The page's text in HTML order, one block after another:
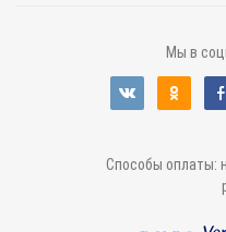
Мы в
Способы оплаты: